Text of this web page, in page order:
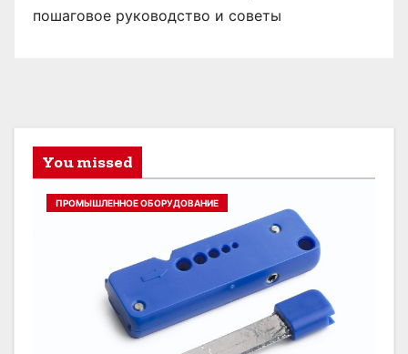
пошаговое руководство и советы
You missed
ПРОМЫШЛЕННОЕ ОБОРУДОВАНИЕ